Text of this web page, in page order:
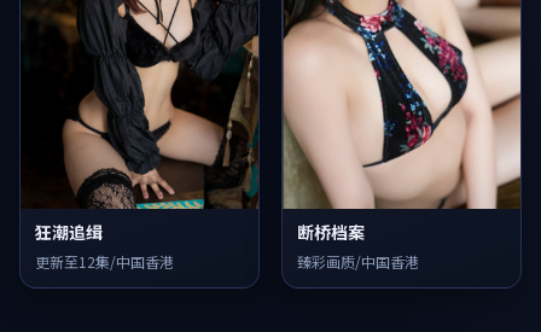
狂潮追缉
更新至12集/中国香港
断桥档案
臻彩画质/中国香港